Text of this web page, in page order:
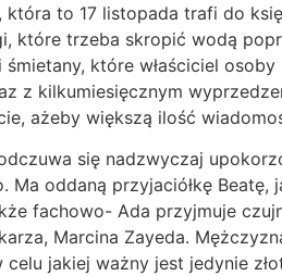
która to 17 listopada trafi do
które trzeba skropić wodą
które właściciel
z kilkumiesięcznym
ażeby większą ilość
się nadzwyczaj
Ma oddaną przyjaciółkę
fachowo- Ada przyjmuje
Marcina Zayeda.
jakiej ważny jest jedynie